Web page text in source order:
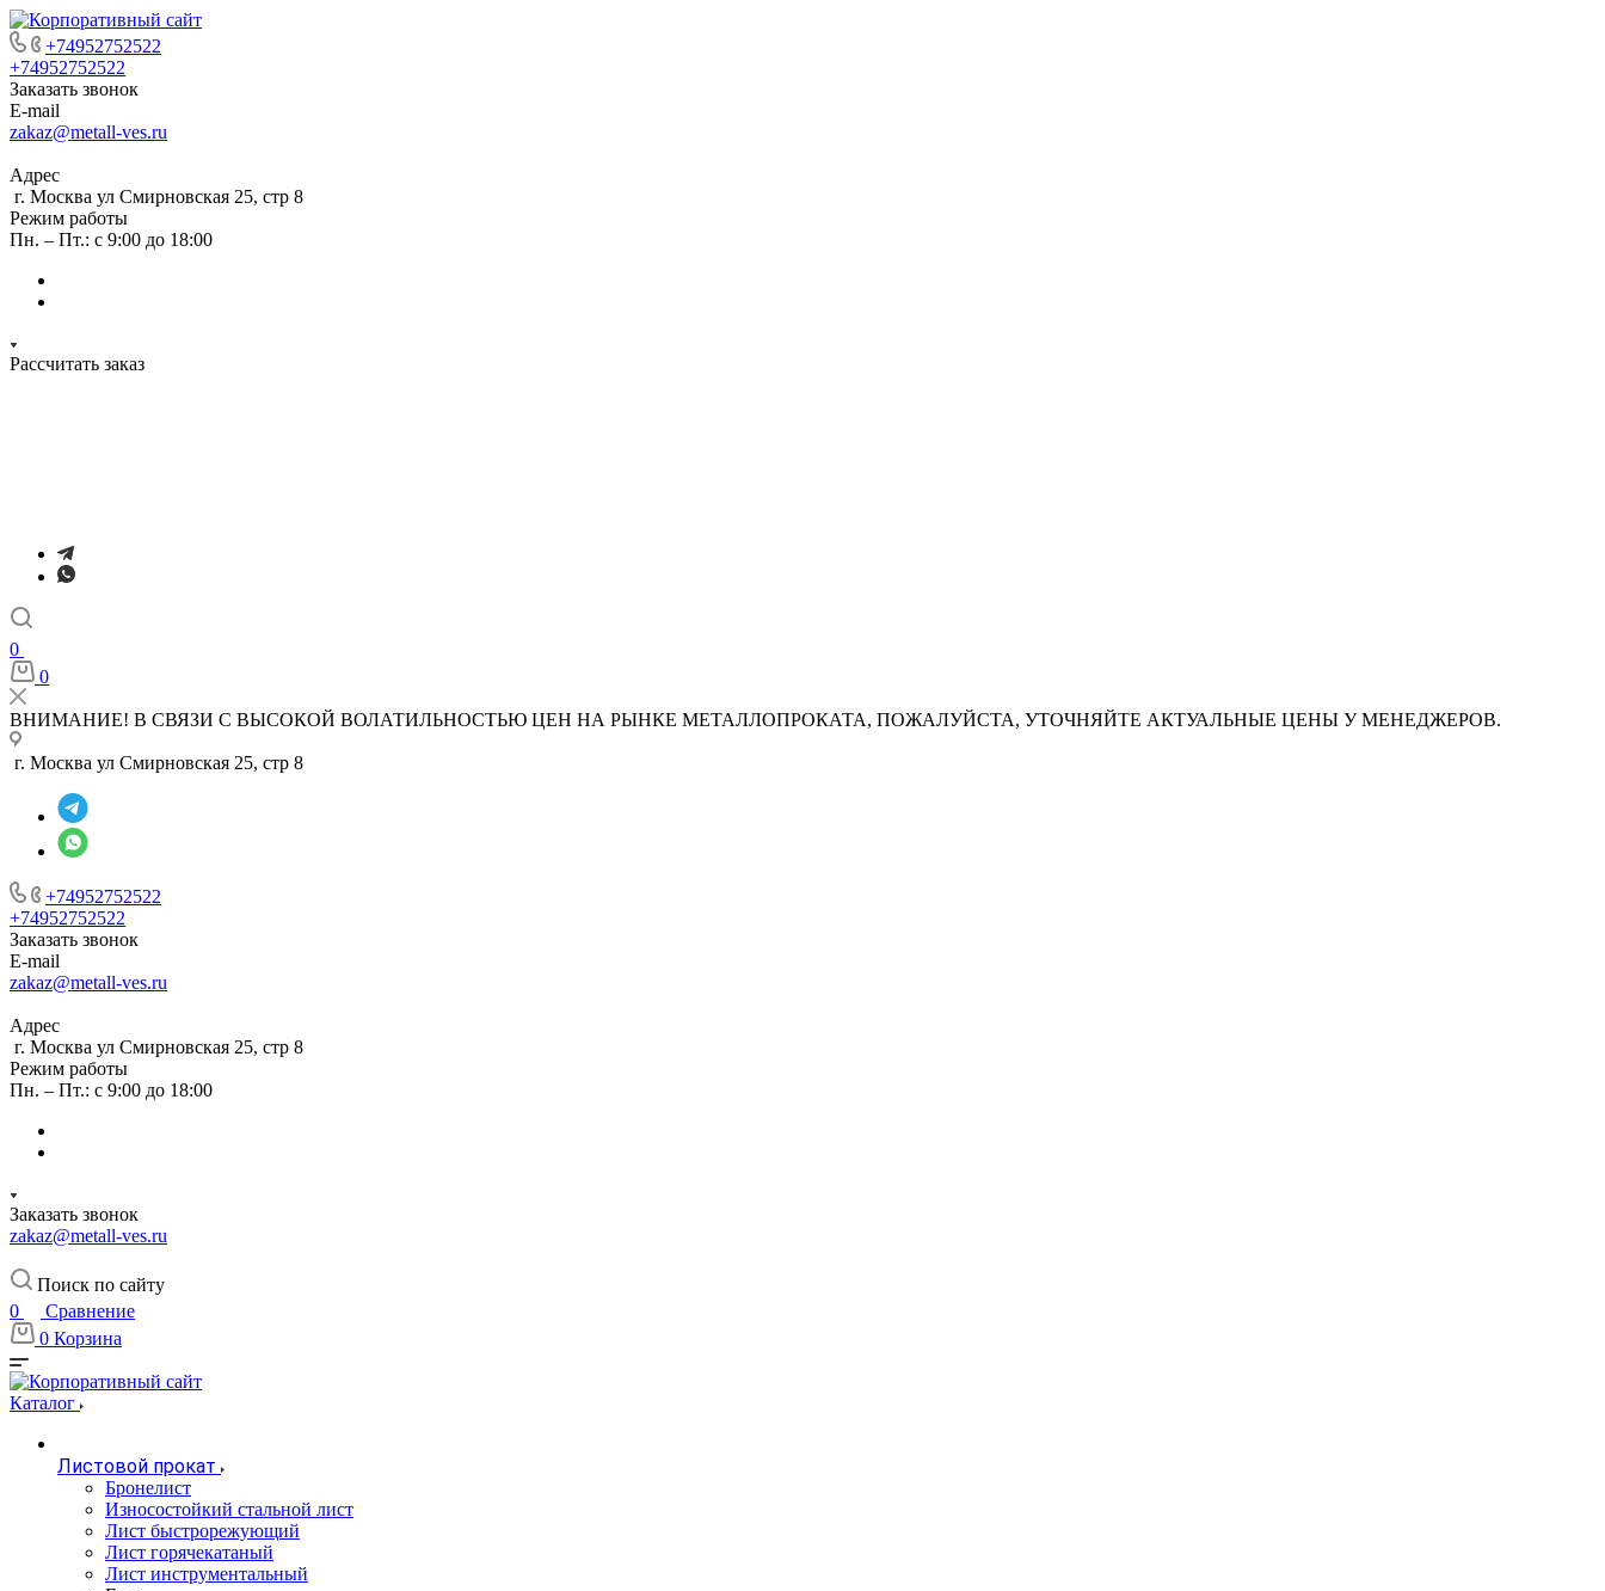
+74952752522
+74952752522
Заказать звонок
E-mail
zakaz@metall-ves.ru
Адрес
г. Москва ул Смирновская 25, стр 8
Режим работы
Пн. – Пт.: с 9:00 до 18:00
Рассчитать заказ
0
0
ВНИМАНИЕ! В СВЯЗИ С ВЫСОКОЙ ВОЛАТИЛЬНОСТЬЮ ЦЕН НА РЫНКЕ МЕТАЛЛОПРОКАТА, ПОЖАЛУЙСТА, УТОЧНЯЙТЕ АКТУАЛЬНЫЕ ЦЕНЫ У МЕНЕДЖЕРОВ.
г. Москва ул Смирновская 25, стр 8
+74952752522
+74952752522
Заказать звонок
E-mail
zakaz@metall-ves.ru
Адрес
г. Москва ул Смирновская 25, стр 8
Режим работы
Пн. – Пт.: с 9:00 до 18:00
Заказать звонок
zakaz@metall-ves.ru
Поиск по сайту
0
Сравнение
0 Корзина
Каталог
Листовой прокат
Бронелист
Износостойкий стальной лист
Лист быстрорежующий
Лист горячекатаный
Лист инструментальный